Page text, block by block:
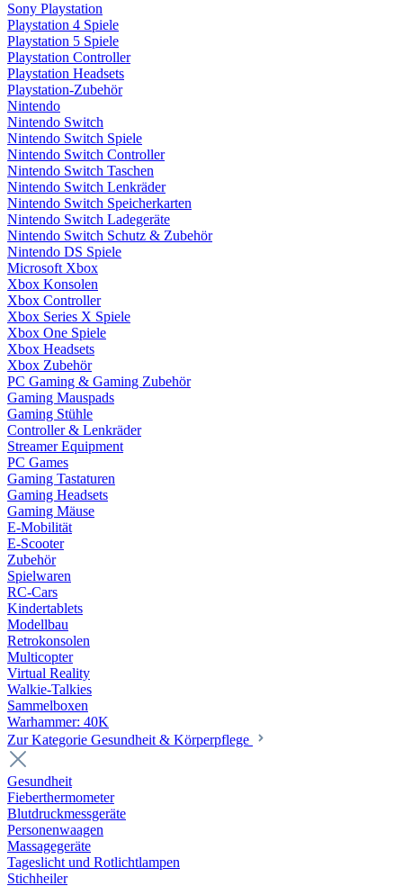
Sony Playstation
Playstation 4 Spiele
Playstation 5 Spiele
Playstation Controller
Playstation Headsets
Playstation-Zubehör
Nintendo
Nintendo Switch
Nintendo Switch Spiele
Nintendo Switch Controller
Nintendo Switch Taschen
Nintendo Switch Lenkräder
Nintendo Switch Speicherkarten
Nintendo Switch Ladegeräte
Nintendo Switch Schutz & Zubehör
Nintendo DS Spiele
Microsoft Xbox
Xbox Konsolen
Xbox Controller
Xbox Series X Spiele
Xbox One Spiele
Xbox Headsets
Xbox Zubehör
PC Gaming & Gaming Zubehör
Gaming Mauspads
Gaming Stühle
Controller & Lenkräder
Streamer Equipment
PC Games
Gaming Tastaturen
Gaming Headsets
Gaming Mäuse
E-Mobilität
E-Scooter
Zubehör
Spielwaren
RC-Cars
Kindertablets
Modellbau
Retrokonsolen
Multicopter
Virtual Reality
Walkie-Talkies
Sammelboxen
Warhammer: 40K
Zur Kategorie Gesundheit & Körperpflege
Gesundheit
Fieberthermometer
Blutdruckmessgeräte
Personenwaagen
Massagegeräte
Tageslicht und Rotlichtlampen
Stichheiler